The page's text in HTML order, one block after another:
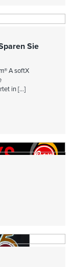
Sie
A softX
in […]